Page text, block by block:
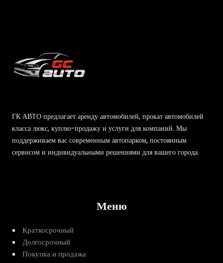
ГК АВТО предлагает аренду автомобилей, прокат автомобилей
класса люкс, куплю-продажу и услуги для компаний. Мы
поддерживаем вас современным автопарком, постоянным
сервисом и индивидуальными решениями для вашего города.
Меню
Краткосрочный
Долгосрочный
Покупка и продажа